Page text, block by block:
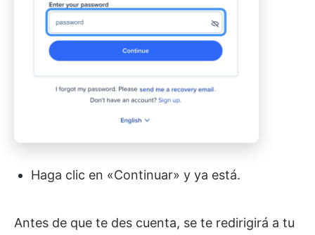
Haga clic en «Continuar» y ya está.
Antes de que te des cuenta, se te redirigirá a tu